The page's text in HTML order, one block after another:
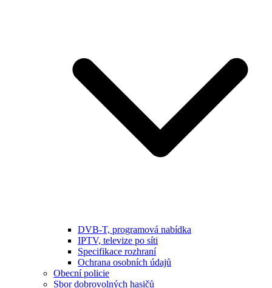
DVB-T, programová nabídka
IPTV, televize po síti
Specifikace rozhraní
Ochrana osobních údajů
Obecní policie
Sbor dobrovolných hasičů